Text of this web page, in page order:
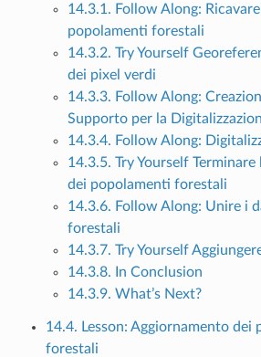
14.3.1. Follow Along:
popolamenti forestali
14.3.2. Try Yourself
dei pixel verdi
14.3.3. Follow Along:
Supporto per la
14.3.4. Follow Along:
14.3.5. Try Yourself
dei popolamenti forestali
14.3.6. Follow Along: Unire i
forestali
14.3.7. Try Yourself
14.3.8. In Conclusion
14.3.9. What’s Next?
14.4. Lesson: Aggiornamento dei
forestali